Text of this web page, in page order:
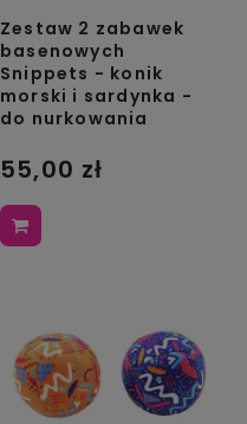
Zestaw 2 zabawek
basenowych
Snippets - konik
morski i sardynka -
do nurkowania
55,00 zł